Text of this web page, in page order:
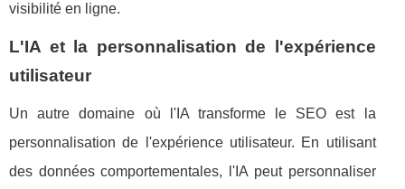
visibilité en ligne.
L'IA et la personnalisation de l'expérience
utilisateur
Un autre domaine où l'IA transforme le SEO est la
personnalisation de l'expérience utilisateur. En utilisant
des données comportementales, l'IA peut personnaliser